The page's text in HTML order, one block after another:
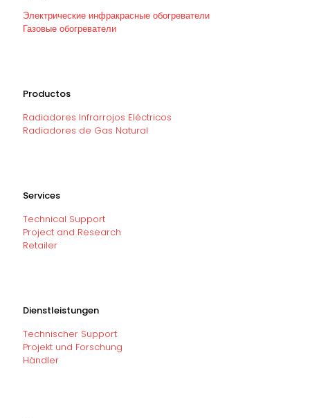
Электрические инфракрасные обогреватели
Газовые обогреватели
Productos
Radiadores Infrarrojos Eléctricos
Radiadores de Gas Natural
Services
Technical Support
Project and Research
Retailer
Dienstleistungen
Technischer Support
Projekt und Forschung
Händler